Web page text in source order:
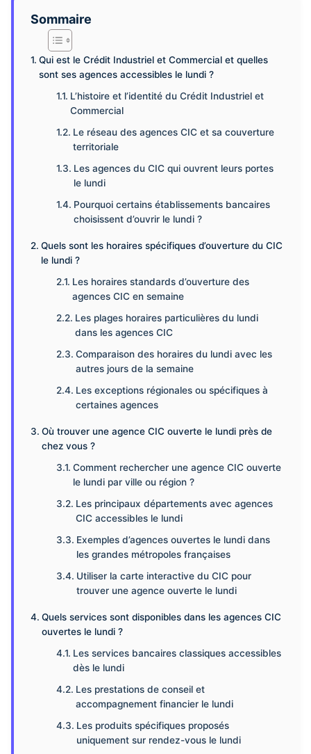
Sommaire
Qui est le Crédit Industriel et Commercial et quelles
sont ses agences accessibles le lundi ?
L’histoire et l’identité du Crédit Industriel et
Commercial
Le réseau des agences CIC et sa couverture
territoriale
Les agences du CIC qui ouvrent leurs portes
le lundi
Pourquoi certains établissements bancaires
choisissent d’ouvrir le lundi ?
Quels sont les horaires spécifiques d’ouverture du CIC
le lundi ?
Les horaires standards d’ouverture des
agences CIC en semaine
Les plages horaires particulières du lundi
dans les agences CIC
Comparaison des horaires du lundi avec les
autres jours de la semaine
Les exceptions régionales ou spécifiques à
certaines agences
Où trouver une agence CIC ouverte le lundi près de
chez vous ?
Comment rechercher une agence CIC ouverte
le lundi par ville ou région ?
Les principaux départements avec agences
CIC accessibles le lundi
Exemples d’agences ouvertes le lundi dans
les grandes métropoles françaises
Utiliser la carte interactive du CIC pour
trouver une agence ouverte le lundi
Quels services sont disponibles dans les agences CIC
ouvertes le lundi ?
Les services bancaires classiques accessibles
dès le lundi
Les prestations de conseil et
accompagnement financier le lundi
Les produits spécifiques proposés
uniquement sur rendez-vous le lundi